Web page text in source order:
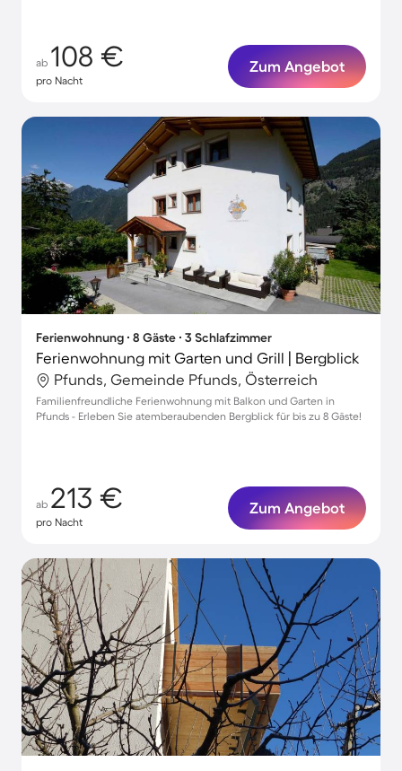
ab 108 €
pro Nacht
Zum Angebot
Ferienwohnung ∙ 8 Gäste ∙ 3 Schlafzimmer
Ferienwohnung mit Garten und Grill | Bergblick
Pfunds, Gemeinde Pfunds, Österreich
Familienfreundliche Ferienwohnung mit Balkon und Garten in
Pfunds - Erleben Sie atemberaubenden Bergblick für bis zu 8 Gäste!
ab 213 €
pro Nacht
Zum Angebot